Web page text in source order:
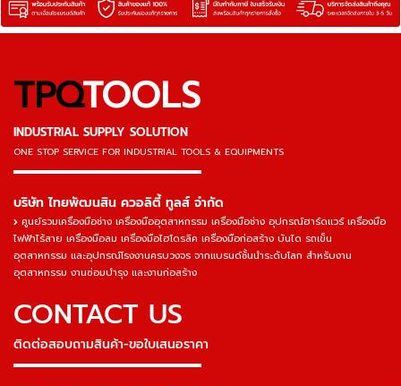
TPQTOOLS
INDUSTRIAL SUPPLY SOLUTION
ONE STOP SERVICE FOR INDUSTRIAL TOOLS & EQUIPMENTS
▬▬▬▬▬▬▬▬▬▬▬▬▬▬▬
บริษัท ไทยพัฒนสิน ควอลิตี้ ทูลส์ จำกัด
ศูนย์รวมเครื่องมือช่าง เครื่องมืออุตสาหกรรม เครื่องมือช่าง อุปกรณ์ฮาร์ดแวร์ เครื่องมือ
ไฟฟ้าไร้สาย เครื่องมือลม เครื่องมือไฮโดรลิค เครื่องมือก่อสร้าง บันได รถเข็น
อุตสาหกรรม และอุปกรณ์โรงงานครบวงจร จากแบรนด์ชั้นนำระดับโลก สำหรับงาน
อุตสาหกรรม งานซ่อมบำรุง และงานก่อสร้าง
CONTACT US
ติดต่อสอบถามสินค้า-ขอใบเสนอราคา
▬▬▬▬▬▬▬▬▬▬▬▬▬▬▬